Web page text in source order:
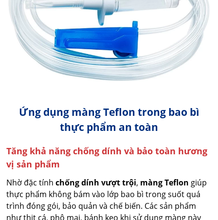
Ứng dụng màng Teflon trong bao bì
thực phẩm an toàn
Tăng khả năng chống dính và bảo toàn hương
vị sản phẩm
Nhờ đặc tínhchống dính vượt trội, màng Teflon giúp
thực phẩm không bám vào lớp bao bì trong suốt quá
trình đóng gói, bảo quản và chế biến. Các sản phẩm
như thịt cá, phô mai, bánh kẹo khi sử dụng màng này